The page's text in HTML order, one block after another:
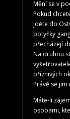
Mění se v
Pokud
jděte do
potyčky
přecházejí
Na druhou
příznivých
Právě se
Máte-li
osobami,